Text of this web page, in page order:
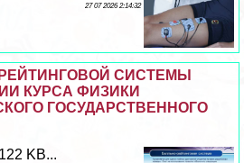
27 07 2026 2:14:32
СИСТЕМЫ
КУРСА ФИЗИКИ
ГОСУДАРСТВЕННОГО
KB...